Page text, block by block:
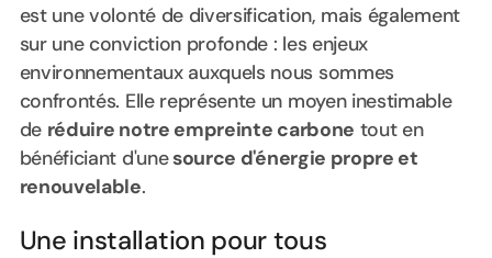
est une volonté de diversification, mais également
sur une conviction profonde : les enjeux
environnementaux auxquels nous sommes
confrontés. Elle représente un moyen inestimable
de réduire notre empreinte carbone tout en
bénéficiant d'unesource d'énergie propre et
renouvelable.
Une installation pour tous